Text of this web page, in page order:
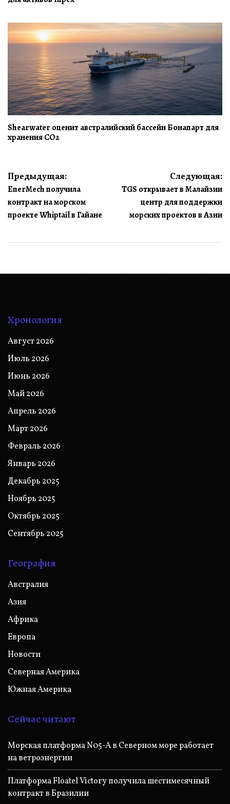
Shearwater оценит австралийский бассейн Бонапарт для
хранения CO2
Навигация
по
записям
Предыдущая:
EnerMech получила
контракт на морском
проекте Whiptail в Гайане
Следующая:
TGS открывает в Малайзии
центр для поддержки
морских проектов в Азии
Хронология
Август 2026
Июль 2026
Июнь 2026
Май 2026
Апрель 2026
Март 2026
Февраль 2026
Январь 2026
Декабрь 2025
Ноябрь 2025
Октябрь 2025
Сентябрь 2025
География
Австралия
Азия
Африка
Европа
Новости
Северная Америка
Южная Америка
Сейчас читают
Морская платформа N05-A в Северном море работает
на ветроэнергии
Платформа Floatel Victory получила шестимесячный
контракт в Бразилии